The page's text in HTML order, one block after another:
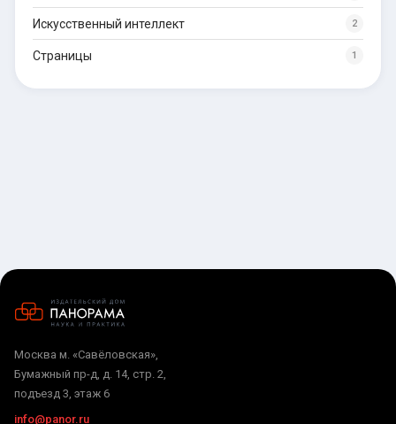
Искусственный интеллект 2
Страницы 1
Москва м. «Савёловская»,
Бумажный пр-д, д. 14, стр. 2,
подъезд 3, этаж 6
info@panor.ru